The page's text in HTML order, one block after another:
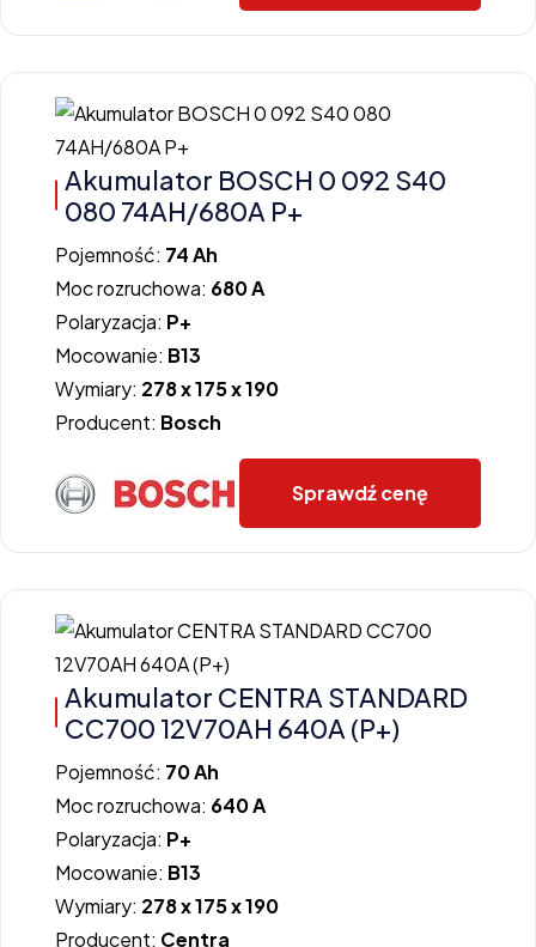
Akumulator BOSCH 0 092 S40
080 74AH/680A P+
Pojemność: 74 Ah
Moc rozruchowa: 680 A
Polaryzacja: P+
Mocowanie: B13
Wymiary: 278 x 175 x 190
Producent: Bosch
Sprawdź cenę
Akumulator CENTRA STANDARD
CC700 12V70AH 640A (P+)
Pojemność: 70 Ah
Moc rozruchowa: 640 A
Polaryzacja: P+
Mocowanie: B13
Wymiary: 278 x 175 x 190
Producent: Centra